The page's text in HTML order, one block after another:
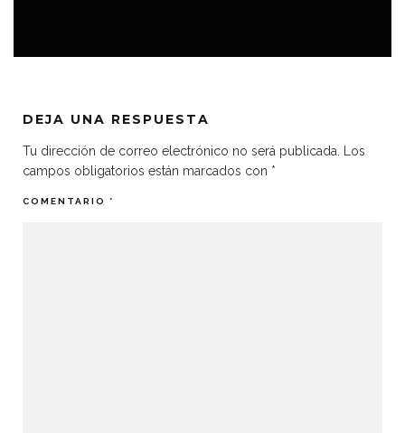
DEJA UNA RESPUESTA
Tu dirección de correo electrónico no será publicada.
Los
campos obligatorios están marcados con *
COMENTARIO *